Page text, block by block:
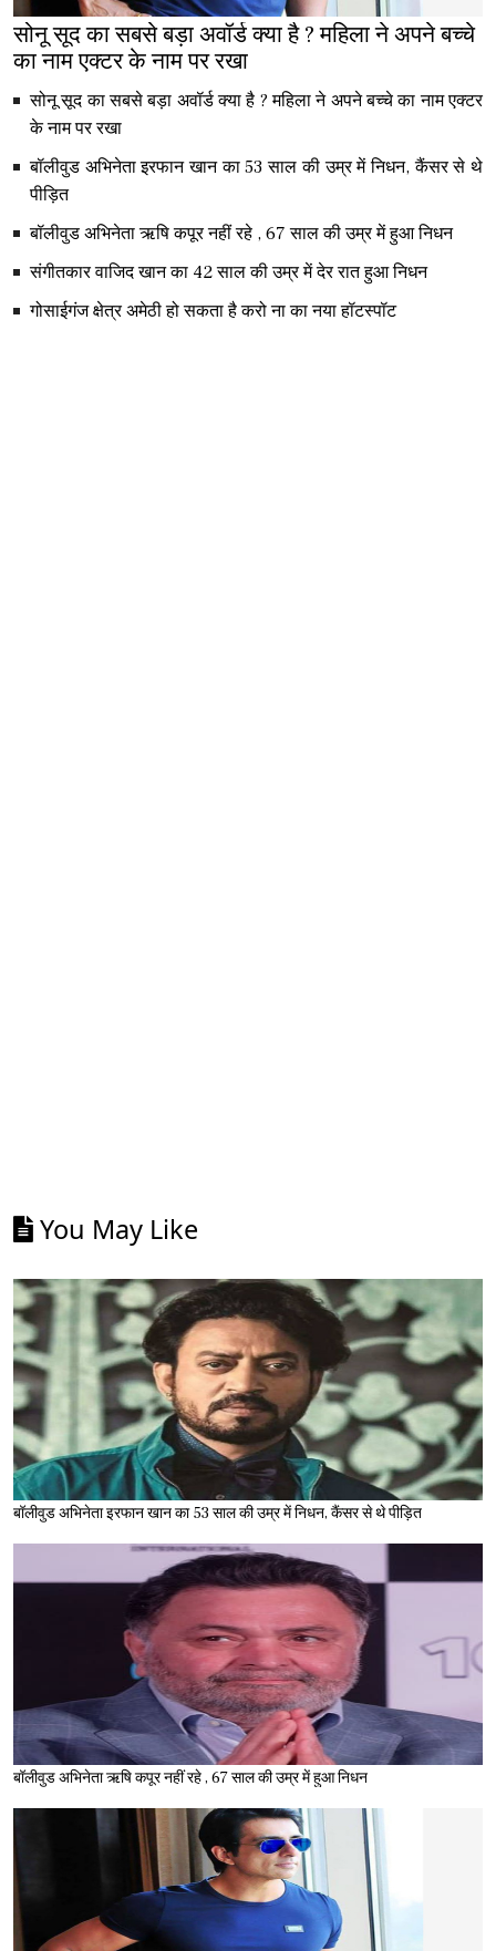
सोनू सूद का सबसे बड़ा अवॉर्ड क्या है ? महिला ने अपने बच्चे
का नाम एक्टर के नाम पर रखा
सोनू सूद का सबसे बड़ा अवॉर्ड क्या है ? महिला ने अपने बच्चे का नाम एक्टर
के नाम पर रखा
बॉलीवुड अभिनेता इरफान खान का 53 साल की उम्र में निधन, कैंसर से थे
पीड़ित
बॉलीवुड अभिनेता ऋषि कपूर नहीं रहे , 67 साल की उम्र में हुआ निधन
संगीतकार वाजिद खान का 42 साल की उम्र में देर रात हुआ निधन
गोसाईगंज क्षेत्र अमेठी हो सकता है करो ना का नया हॉटस्पॉट
You May Like
बॉलीवुड अभिनेता इरफान खान का 53 साल की उम्र में निधन, कैंसर से थे पीड़ित
बॉलीवुड अभिनेता ऋषि कपूर नहीं रहे , 67 साल की उम्र में हुआ निधन